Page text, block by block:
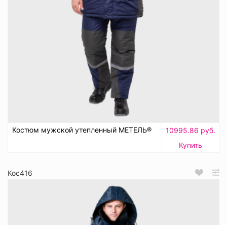
Костюм мужской утепленный МЕТЕЛЬ®
10995.86 руб.
Купить
Кос416